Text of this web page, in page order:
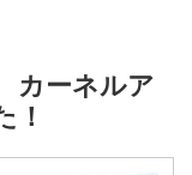
カーネルア
！